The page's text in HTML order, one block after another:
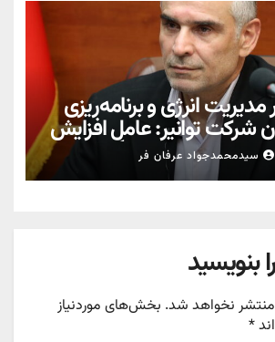
انرژی و برنامه‌ریزی
شرکت توانیر: عامل افزایش
عبور از الگوی
است/ افزایش تعرفه
سیدمحمدجواد عرفان فر
بنویسید
نخواهد شد. بخش‌های موردنیاز
*